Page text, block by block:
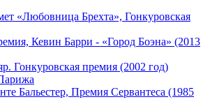
«Любовница Брехта», Гонкуровская
Кевин Барри - «Город Боэна» (2013
Гонкуровская премия (2002 год)
Бальестер, Премия Сервантеса (1985